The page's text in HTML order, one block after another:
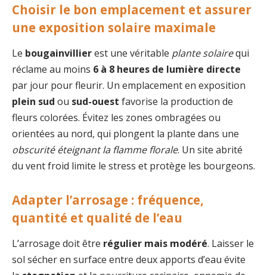
Choisir le bon emplacement et assurer
une exposition solaire maximale
Le bougainvillierest une véritable plante solairequi
réclame au moins 6 à 8 heures de lumière directe
par jour pour fleurir. Un emplacement en exposition
plein sud ou sud-ouest favorise la production de
fleurs colorées. Évitez les zones ombragées ou
orientées au nord, qui plongent la plante dans une
obscurité éteignant la flamme florale. Un site abrité
du vent froid limite le stress et protège les bourgeons.
Adapter l’arrosage : fréquence,
quantité et qualité de l’eau
L’arrosage doit être régulier mais modéré. Laisser le
sol sécher en surface entre deux apports d’eau évite